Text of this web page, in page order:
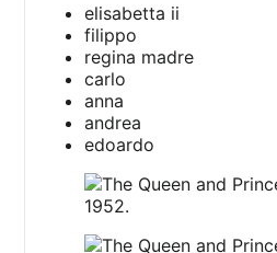
elisabetta ii
filippo
regina madre
carlo
anna
andrea
edoardo